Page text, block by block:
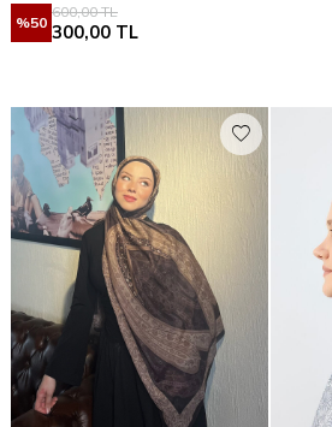
%50
600,00TL
300,00 TL